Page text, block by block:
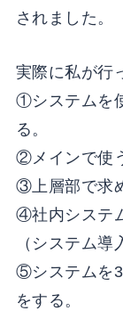
されました。
実際に私が行
①システムを
る。
②メインで使
③上層部で求
④社内システ
（システム導
⑤システムを3
をする。